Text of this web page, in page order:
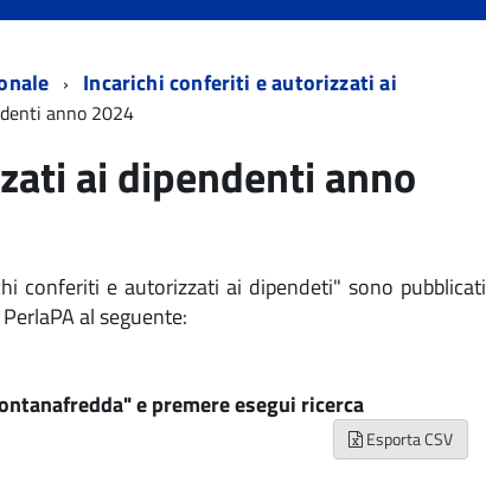
Incarichi conferiti e autorizzati ai
anno 2024
ai dipendenti anno
conferiti e autorizzati ai dipendeti" sono pubblicati
al seguente:
e premere esegui ricerca
Esporta CSV